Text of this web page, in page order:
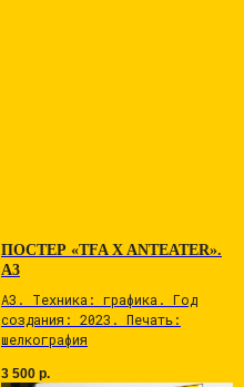
ПОСТЕР «TFA X ANTEATER».
А3
А3. Tехникa: графика. Год
cоздaния: 2023. Печaть:
шелкoгрaфия
3 500 р.